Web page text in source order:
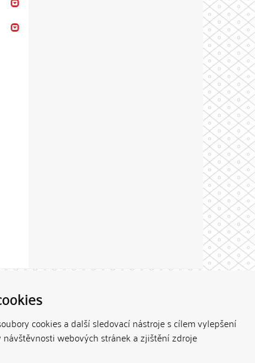
cookies a další sledovací nástroje s cílem vylepšení
webových stránek a zjištění zdroje